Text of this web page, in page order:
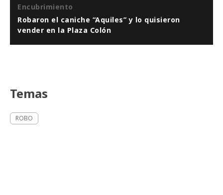
Encubrimiento
Robaron el caniche “Aquiles” y lo quisieron
vender en la Plaza Colón
Temas
ROBO